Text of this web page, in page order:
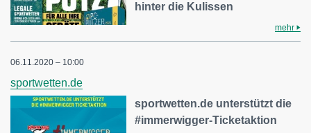
hinter die Kulissen
mehr
06.11.2020 – 10:00
sportwetten.de
sportwetten.de unterstützt die
#immerwigger-Ticketaktion